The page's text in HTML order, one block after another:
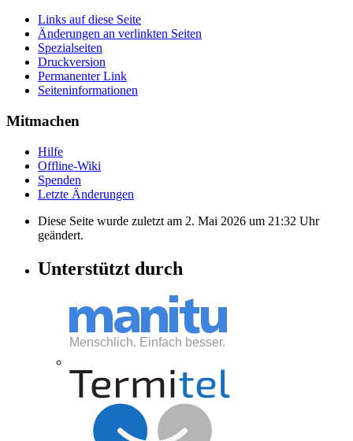
Links auf diese Seite
Änderungen an verlinkten Seiten
Spezialseiten
Druckversion
Permanenter Link
Seiten­informationen
Mitmachen
Hilfe
Offline-Wiki
Spenden
Letzte Änderungen
Diese Seite wurde zuletzt am 2. Mai 2026 um 21:32 Uhr
geändert.
Unterstützt durch